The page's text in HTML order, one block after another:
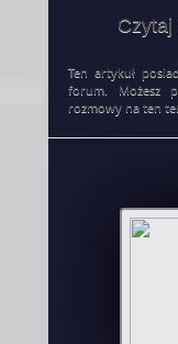
Czytaj
Ten artykuł
forum. Możesz
rozmowy na ten